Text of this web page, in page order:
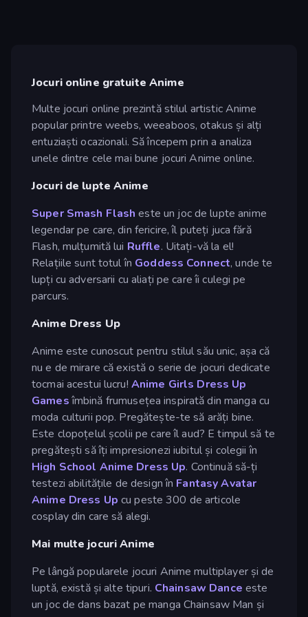
Jocuri online gratuite Anime
Multe jocuri online prezintă stilul artistic Anime
popular printre weebs, weeaboos, otakus și alți
entuziaști ocazionali. Să începem prin a analiza
unele dintre cele mai bune jocuri Anime online.
Jocuri de lupte Anime
Super Smash Flash este un joc de lupte anime
legendar pe care, din fericire, îl puteți juca fără
Flash, mulțumită lui Ruffle. Uitați-vă la el!
Relațiile sunt totul în Goddess Connect, unde te
lupți cu adversarii cu aliați pe care îi culegi pe
parcurs.
Anime Dress Up
Anime este cunoscut pentru stilul său unic, așa că
nu e de mirare că există o serie de jocuri dedicate
tocmai acestui lucru! Anime Girls Dress Up
Gamesîmbină frumusețea inspirată din manga cu
moda culturii pop. Pregătește-te să arăți bine.
Este clopoțelul școlii pe care îl aud? E timpul să te
pregătești să îți impresionezi iubitul și colegii în
High School Anime Dress Up. Continuă să-ți
testezi abilitățile de design în Fantasy Avatar
Anime Dress Up cu peste 300 de articole
cosplay din care să alegi.
Mai multe jocuri Anime
Pe lângă popularele jocuri Anime multiplayer și de
luptă, există și alte tipuri. Chainsaw Dance este
un joc de dans bazat pe manga Chainsaw Man și